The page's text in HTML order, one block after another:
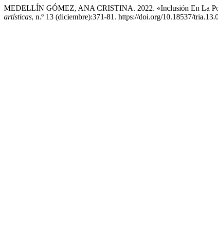
MEDELLÍN GÓMEZ, ANA CRISTINA. 2022. «Inclusión En La
artísticas, n.º 13 (diciembre):371-81. https://doi.org/10.18537/